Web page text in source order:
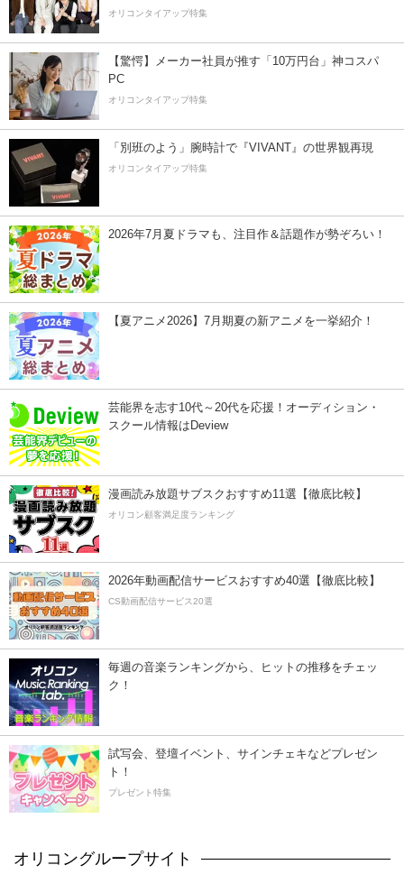
オリコンタイアップ特集
【驚愕】メーカー社員が推す「10万円台」神コスパ
PC
オリコンタイアップ特集
「別班のよう」腕時計で『VIVANT』の世界観再現
オリコンタイアップ特集
2026年7月夏ドラマも、注目作＆話題作が勢ぞろい！
【夏アニメ2026】7月期夏の新アニメを一挙紹介！
芸能界を志す10代～20代を応援！オーディション・
スクール情報はDeview
漫画読み放題サブスクおすすめ11選【徹底比較】
オリコン顧客満足度ランキング
2026年動画配信サービスおすすめ40選【徹底比較】
CS動画配信サービス20選
毎週の音楽ランキングから、ヒットの推移をチェッ
ク！
試写会、登壇イベント、サインチェキなどプレゼン
ト！
プレゼント特集
オリコングループサイト